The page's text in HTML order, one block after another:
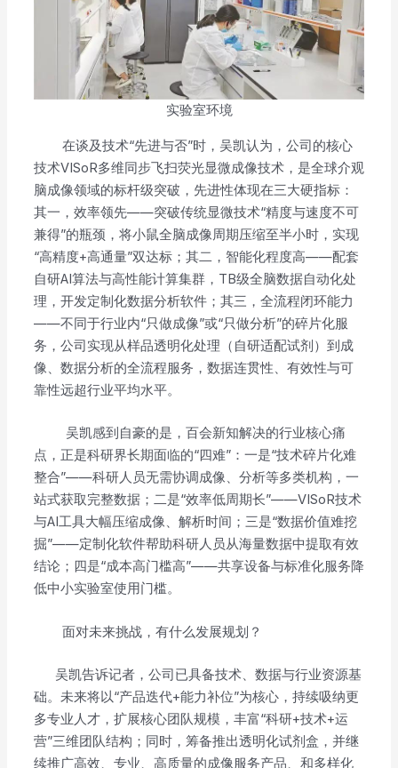
实验室环境
在谈及技术“先进与否”时，吴凯认为，公司的核心
技术VISoR多维同步飞扫荧光显微成像技术，是全球介观
脑成像领域的标杆级突破，先进性体现在三大硬指标：
其一，效率领先——突破传统显微技术“精度与速度不可
兼得”的瓶颈，将小鼠全脑成像周期压缩至半小时，实现
“高精度+高通量”双达标；其二，智能化程度高——配套
自研AI算法与高性能计算集群，TB级全脑数据自动化处
理，开发定制化数据分析软件；其三，全流程闭环能力
——不同于行业内“只做成像”或“只做分析”的碎片化服
务，公司实现从样品透明化处理（自研适配试剂）到成
像、数据分析的全流程服务，数据连贯性、有效性与可
靠性远超行业平均水平。
吴凯感到自豪的是，百会新知解决的行业核心痛
点，正是科研界长期面临的“四难”：一是“技术碎片化难
整合”——科研人员无需协调成像、分析等多类机构，一
站式获取完整数据；二是“效率低周期长”——VISoR技术
与AI工具大幅压缩成像、解析时间；三是“数据价值难挖
掘”——定制化软件帮助科研人员从海量数据中提取有效
结论；四是“成本高门槛高”——共享设备与标准化服务降
低中小实验室使用门槛。
面对未来挑战，有什么发展规划？
吴凯告诉记者，公司已具备技术、数据与行业资源基
础。未来将以“产品迭代+能力补位”为核心，持续吸纳更
多专业人才，扩展核心团队规模，丰富“科研+技术+运
营”三维团队结构；同时，筹备推出透明化试剂盒，并继
续推广高效、专业、高质量的成像服务产品、和多样化